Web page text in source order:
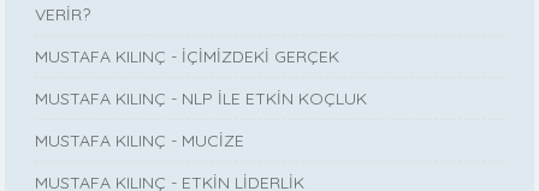
VERİR?
MUSTAFA KILINÇ - İÇİMİZDEKİ GERÇEK
MUSTAFA KILINÇ - NLP İLE ETKİN KOÇLUK
MUSTAFA KILINÇ - MUCİZE
MUSTAFA KILINÇ - ETKİN LİDERLİK